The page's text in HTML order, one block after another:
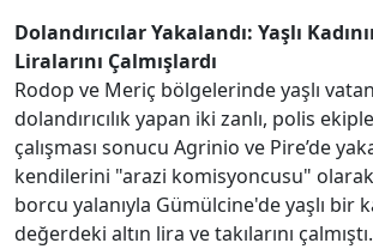
Dolandırıcılar Yakalandı: Yaşlı
Liralarını Çalmışlardı
Rodop ve Meriç bölgelerinde yaşlı
dolandırıcılık yapan iki zanlı, polis
çalışması sonucu Agrinio ve Pire’de
kendilerini "arazi komisyoncusu" olarak
borcu yalanıyla Gümülcine'de yaşlı bir
değerdeki altın lira ve takılarını çalmıştı.